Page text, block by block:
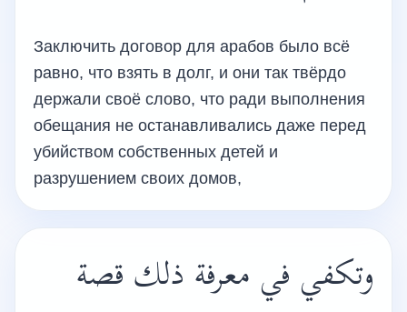
Заключить договор для арабов было всё
равно, что взять в долг, и они так твёрдо
держали своё слово, что ради выполнения
обещания не останавливались даже перед
убийством собственных детей и
разрушением своих домов,
وتكفي في معرفة ذلك قصة